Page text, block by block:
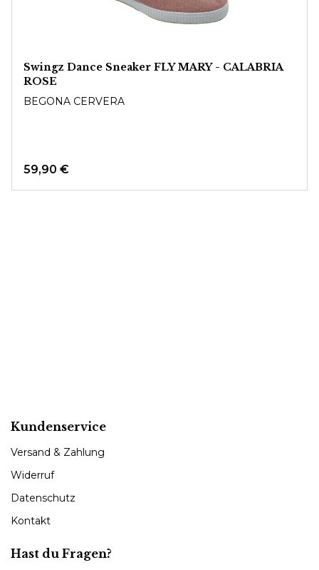
Swingz Dance Sneaker FLY MARY - CALABRIA
ROSE
BEGONA CERVERA
59,90 €
Kundenservice
Versand & Zahlung
Widerruf
Datenschutz
Kontakt
Hast du Fragen?